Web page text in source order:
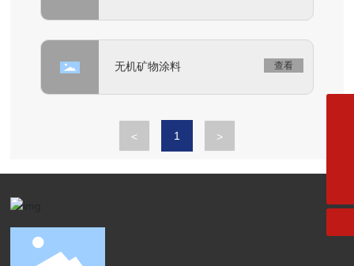
无机矿物涂料 查看
< 1 >
024-76751111
024-77700777